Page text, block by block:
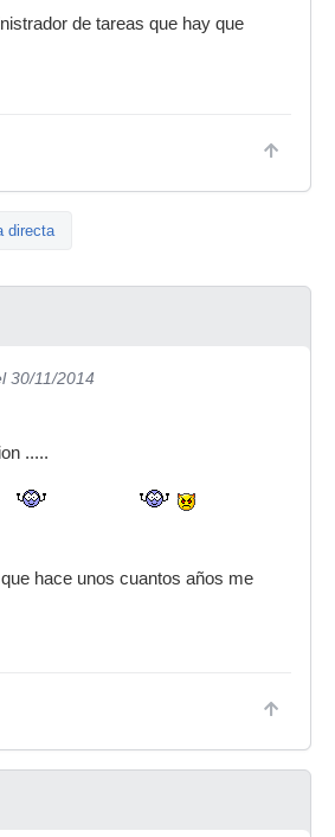
de tareas que hay que
directa
30/11/2014
.....
hace unos cuantos años me